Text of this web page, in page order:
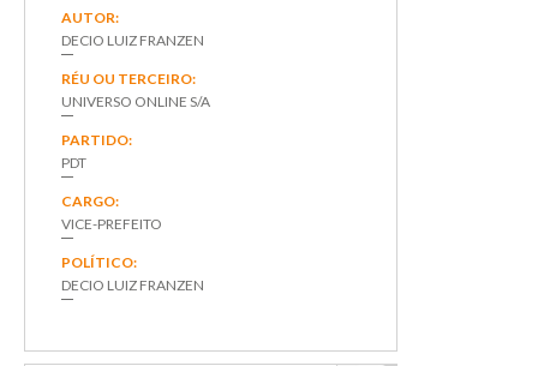
AUTOR:
DECIO LUIZ FRANZEN
RÉU OU TERCEIRO:
UNIVERSO ONLINE S/A
PARTIDO:
PDT
CARGO:
VICE-PREFEITO
POLÍTICO:
DECIO LUIZ FRANZEN